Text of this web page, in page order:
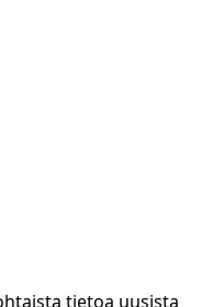
tietoa uusista